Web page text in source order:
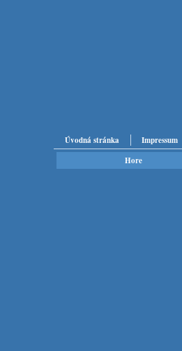
Úvodná stránka
Impressum
Hore